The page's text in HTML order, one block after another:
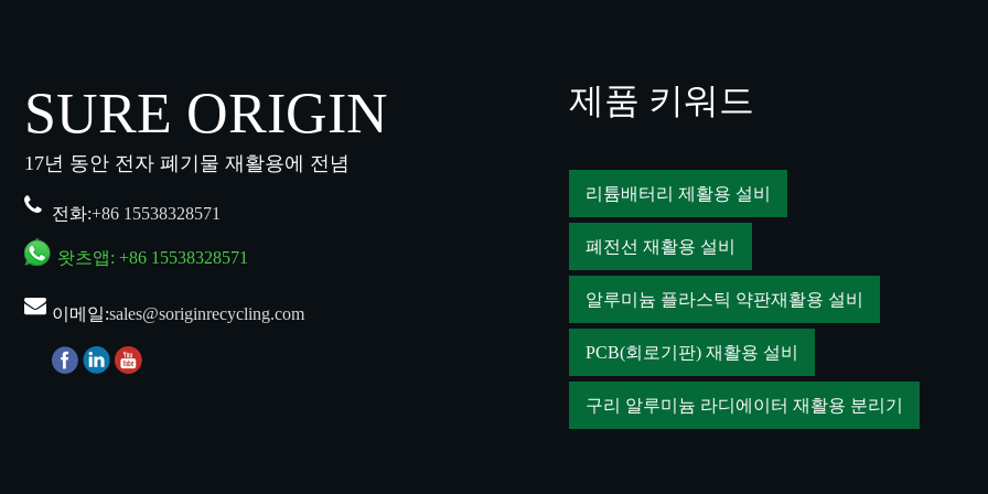
SURE ORIGIN
17년 동안 전자 폐기물 재활용에 전념
전화:+86 15538328571
왓츠앱: +86 15538328571
이메일:sales@soriginrecycling.com
제품 키워드
리튬배터리 제활용 설비
폐전선 재활용 설비
알루미늄 플라스틱 약판재활용 설비
PCB(회로기판) 재활용 설비
구리 알루미늄 라디에이터 재활용 분리기